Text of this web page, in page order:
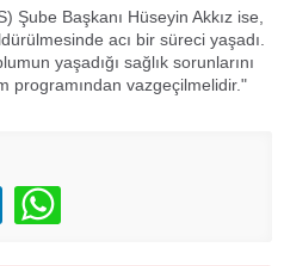
Şube Başkanı Hüseyin Akkız ise,
acı bir süreci yaşadı.
yaşadığı sağlık sorunlarını
programından vazgeçilmelidir."